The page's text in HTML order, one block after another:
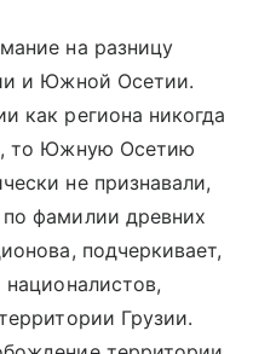
на разницу
и Южной Осетии.
как региона никогда
то Южную Осетию
не признавали,
фамилии древних
подчеркивает,
националистов,
Грузии.